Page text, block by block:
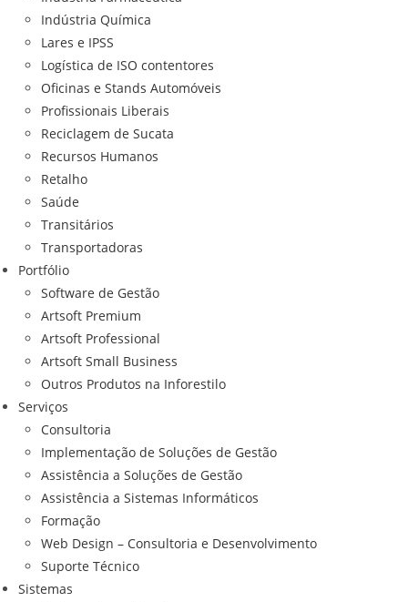
Indústria Química
Lares e IPSS
Logística de ISO contentores
Oficinas e Stands Automóveis
Profissionais Liberais
Reciclagem de Sucata
Recursos Humanos
Retalho
Saúde
Transitários
Transportadoras
Portfólio
Software de Gestão
Artsoft Premium
Artsoft Professional
Artsoft Small Business
Outros Produtos na Inforestilo
Serviços
Consultoria
Implementação de Soluções de Gestão
Assistência a Soluções de Gestão
Assistência a Sistemas Informáticos
Formação
Web Design – Consultoria e Desenvolvimento
Suporte Técnico
Sistemas